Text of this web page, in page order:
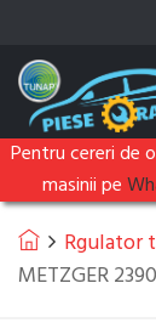
Pentru cereri de
masinii pe
Rgulator
METZGER